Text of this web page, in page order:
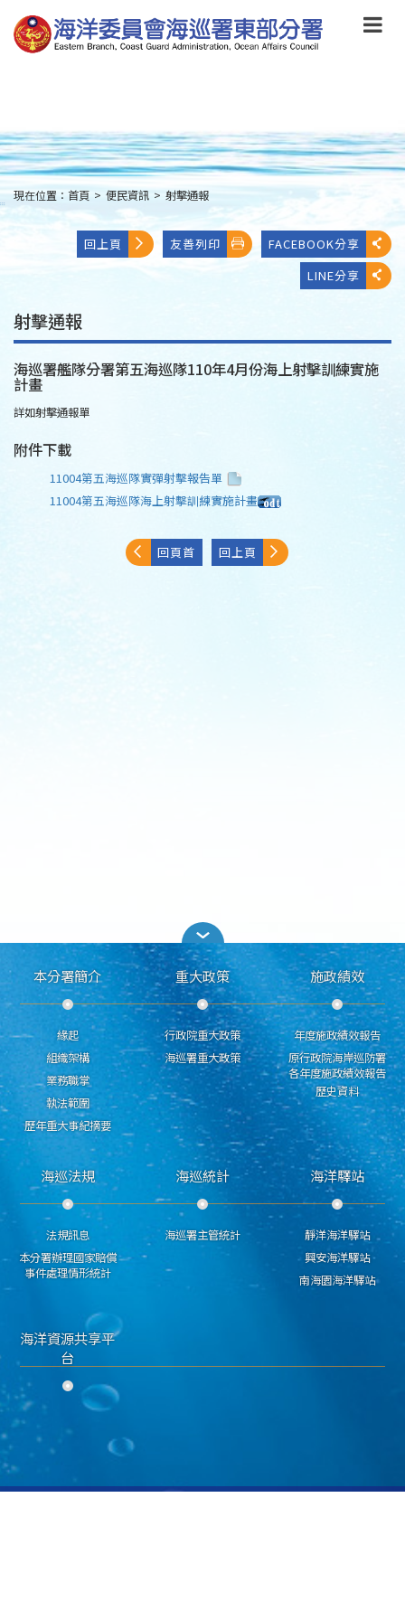
到
主
要
main
content
:::
現在位置： 首頁 > 便民資訊 > 射擊通報
回上頁 友善列印
FACEBOOK分享
LINE分享
射擊通報
海巡署艦隊分署第五海巡隊110年4月份海上射擊訓練實施
計畫
詳如射擊通報單
附件下載
11004第五海巡隊實彈射擊報告單
11004第五海巡隊海上射擊訓練實施計畫
回頁首 回上頁
本分署簡介
緣起
組織架構
業務職掌
執法範圍
歷年重大事紀摘要
重大政策
行政院重大政策
海巡署重大政策
施政績效
年度施政績效報告
原行政院海岸巡防署
各年度施政績效報告
歷史資料
海巡法規
法規訊息
本分署辦理國家賠償
事件處理情形統計
海巡統計
海巡署主管統計
海洋驛站
靜洋海洋驛站
興安海洋驛站
南海園海洋驛站
海洋資源共享平
台